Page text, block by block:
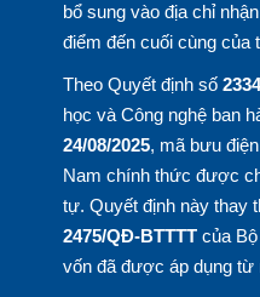
bổ sung vào địa chỉ
điểm đến cuối cùng của
Theo Quyết định số
học và Công nghệ ban
24/08/2025, mã bưu
Nam chính thức được
tự. Quyết định này thay
2475/QĐ-BTTTTcủa Bộ
vốn đã được áp dụng từ